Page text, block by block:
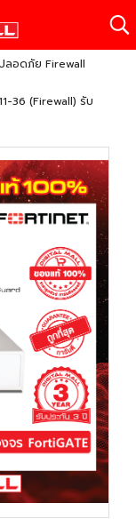
ลอดภัย Firewall
36 (Firewall) รับ